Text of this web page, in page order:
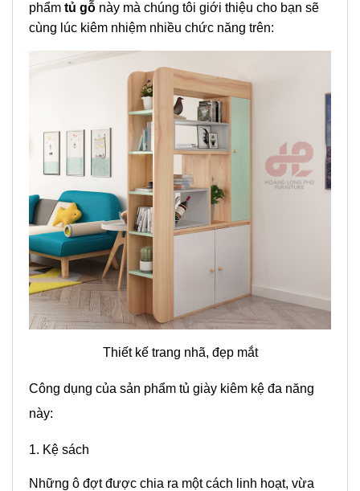
phẩm tủ gỗ này mà chúng tôi giới thiệu cho bạn sẽ
cùng lúc kiêm nhiệm nhiều chức năng trên:
Thiết kế trang nhã, đẹp mắt
Công dụng của sản phẩm tủ giày kiêm kệ đa năng
này:
1. Kệ sách
Những ô đợt được chia ra một cách linh hoạt, vừa